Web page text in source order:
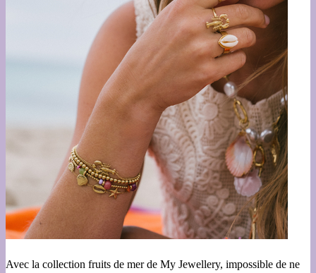
Avec la collection fruits de mer de My Jewellery, impossible de ne